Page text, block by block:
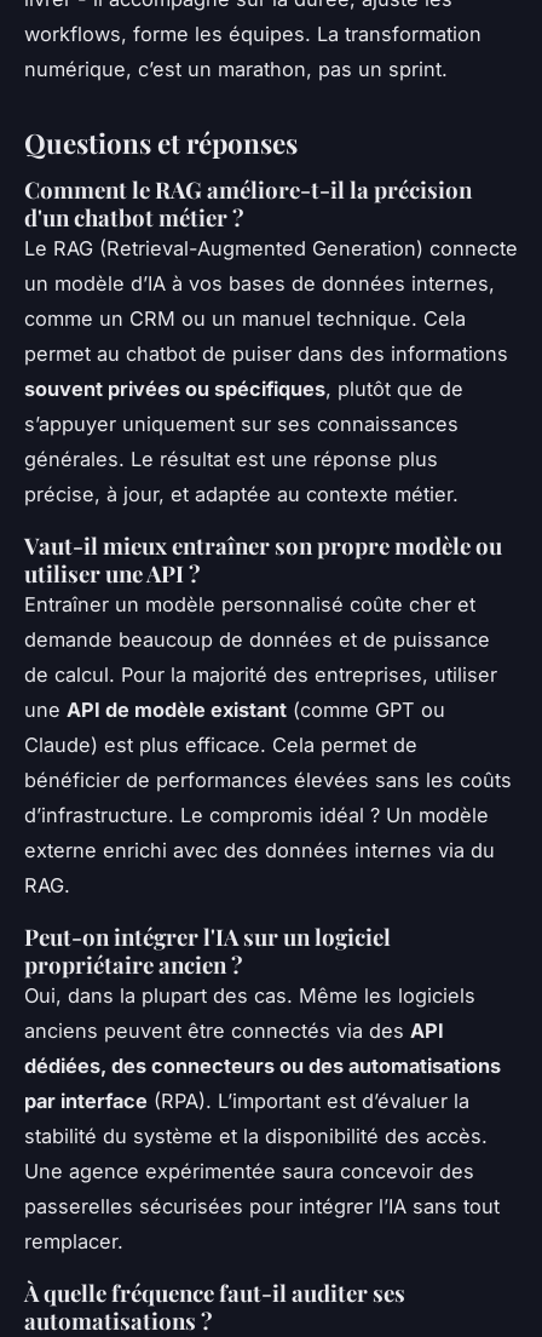
workflows, forme les équipes. La transformation
numérique, c’est un marathon, pas un sprint.
Questions et réponses
Comment le RAG améliore-t-il la précision
d'un chatbot métier ?
Le RAG (Retrieval-Augmented Generation) connecte
un modèle d’IA à vos bases de données internes,
comme un CRM ou un manuel technique. Cela
permet au chatbot de puiser dans des informations
souvent privées ou spécifiques, plutôt que de
s’appuyer uniquement sur ses connaissances
générales. Le résultat est une réponse plus
précise, à jour, et adaptée au contexte métier.
Vaut-il mieux entraîner son propre modèle ou
utiliser une API ?
Entraîner un modèle personnalisé coûte cher et
demande beaucoup de données et de puissance
de calcul. Pour la majorité des entreprises, utiliser
une API de modèle existant (comme GPT ou
Claude) est plus efficace. Cela permet de
bénéficier de performances élevées sans les coûts
d’infrastructure. Le compromis idéal ? Un modèle
externe enrichi avec des données internes via du
RAG.
Peut-on intégrer l'IA sur un logiciel
propriétaire ancien ?
Oui, dans la plupart des cas. Même les logiciels
anciens peuvent être connectés via des API
dédiées, des connecteurs ou des automatisations
par interface (RPA). L’important est d’évaluer la
stabilité du système et la disponibilité des accès.
Une agence expérimentée saura concevoir des
passerelles sécurisées pour intégrer l’IA sans tout
remplacer.
À quelle fréquence faut-il auditer ses
automatisations ?